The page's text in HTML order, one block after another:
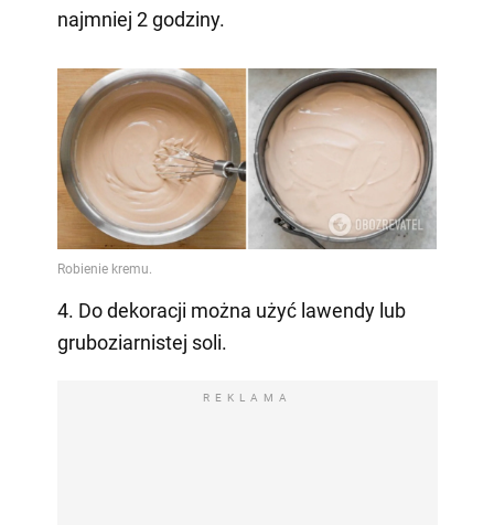
najmniej 2 godziny.
4. Do dekoracji można użyć lawendy lub
gruboziarnistej soli.
REKLAMA